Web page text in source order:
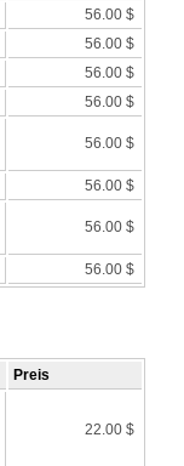
56.00 $
56.00 $
56.00 $
56.00 $
56.00 $
56.00 $
56.00 $
56.00 $
Preis
22.00 $